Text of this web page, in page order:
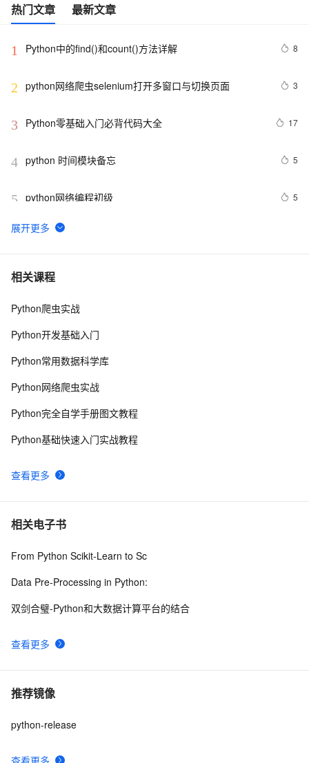
热门文章 最新文章
1 Python中的find()和count()方法详解 8
2 python网络爬虫selenium打开多窗口与切换页面 3
3 Python零基础入门必背代码大全 17
4 python 时间模块备忘 5
5 python网络编程初级 5
6 Python功能强大、灵活可扩展的Statsmodels库
7 python day Twelve
8 python join 和 split的常用使用方法
10python中使用and和or来实现其它语言中的?号表达式
相关课程
查看更多
Python爬虫实战
Python开发基础入门
Python常用数据科学库
Python网络爬虫实战
Python完全自学手册图文教程
Python基础快速入门实战教程
相关电子书
查看更多
From Python Scikit-Learn to Sc
Data Pre-Processing in Python:
双剑合璧-Python和大数据计算平台的结合
推荐镜像
查看更多
python-release